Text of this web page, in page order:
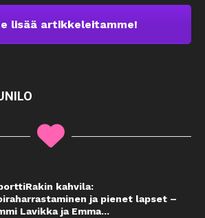
lisää artikkeleitamme!
kahvila:
ja pienet lapset –
Lavikka ja Emma...